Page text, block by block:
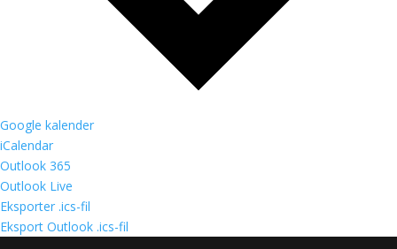
Google kalender
iCalendar
Outlook 365
Outlook Live
Eksporter .ics-fil
Eksport Outlook .ics-fil